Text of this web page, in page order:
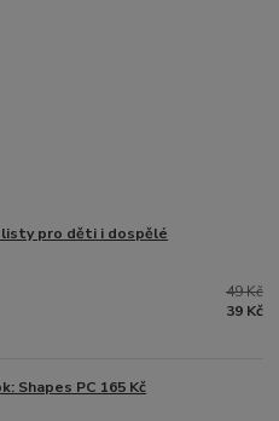
listy pro děti i dospělé
49 Kč
39 Kč
Shapes PC 165 Kč